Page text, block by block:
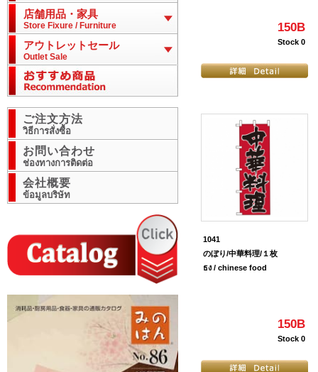
店舗用品・家具
Store Fixure / Furniture
アウトレットセール
Outlet Sale
ご注文方法
วิธีการสั่งซื้อ
お問い合わせ
ช่องทางการติดต่อ
会社概要
ข้อมูลบริษัท
150B
Stock 0
1041
のぼり/中華料理/１枚
ธง / chinese food
150B
Stock 0